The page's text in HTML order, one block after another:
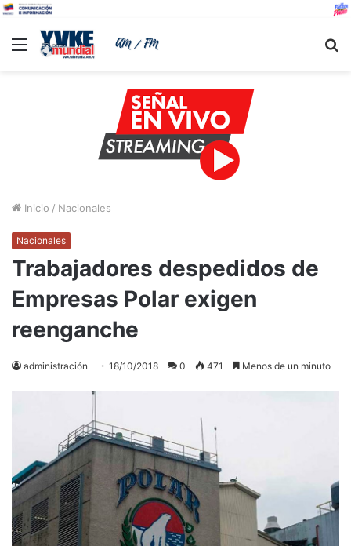
Menu
Inicio / Nacionales
Nacionales
Trabajadores despedidos de
Empresas Polar exigen
reenganche
administración 18/10/2018 0 471 Menos de un minuto